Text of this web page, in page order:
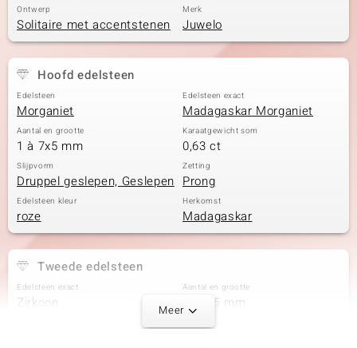
Ontwerp
Solitaire met accentstenen
Merk
Juwelo
Hoofd edelsteen
Edelsteen
Morganiet
Edelsteen exact
Madagaskar Morganiet
Aantal en grootte
1 à 7x5 mm
Karaatgewicht som
0,63 ct
Slijpvorm
Druppel geslepen, Geslepen
Zetting
Prong
Edelsteen kleur
roze
Herkomst
Madagaskar
Tweede edelsteen
Edelsteen exact
Zirkoon
Aantal en grootte
6 à 1,5 mm
Meer